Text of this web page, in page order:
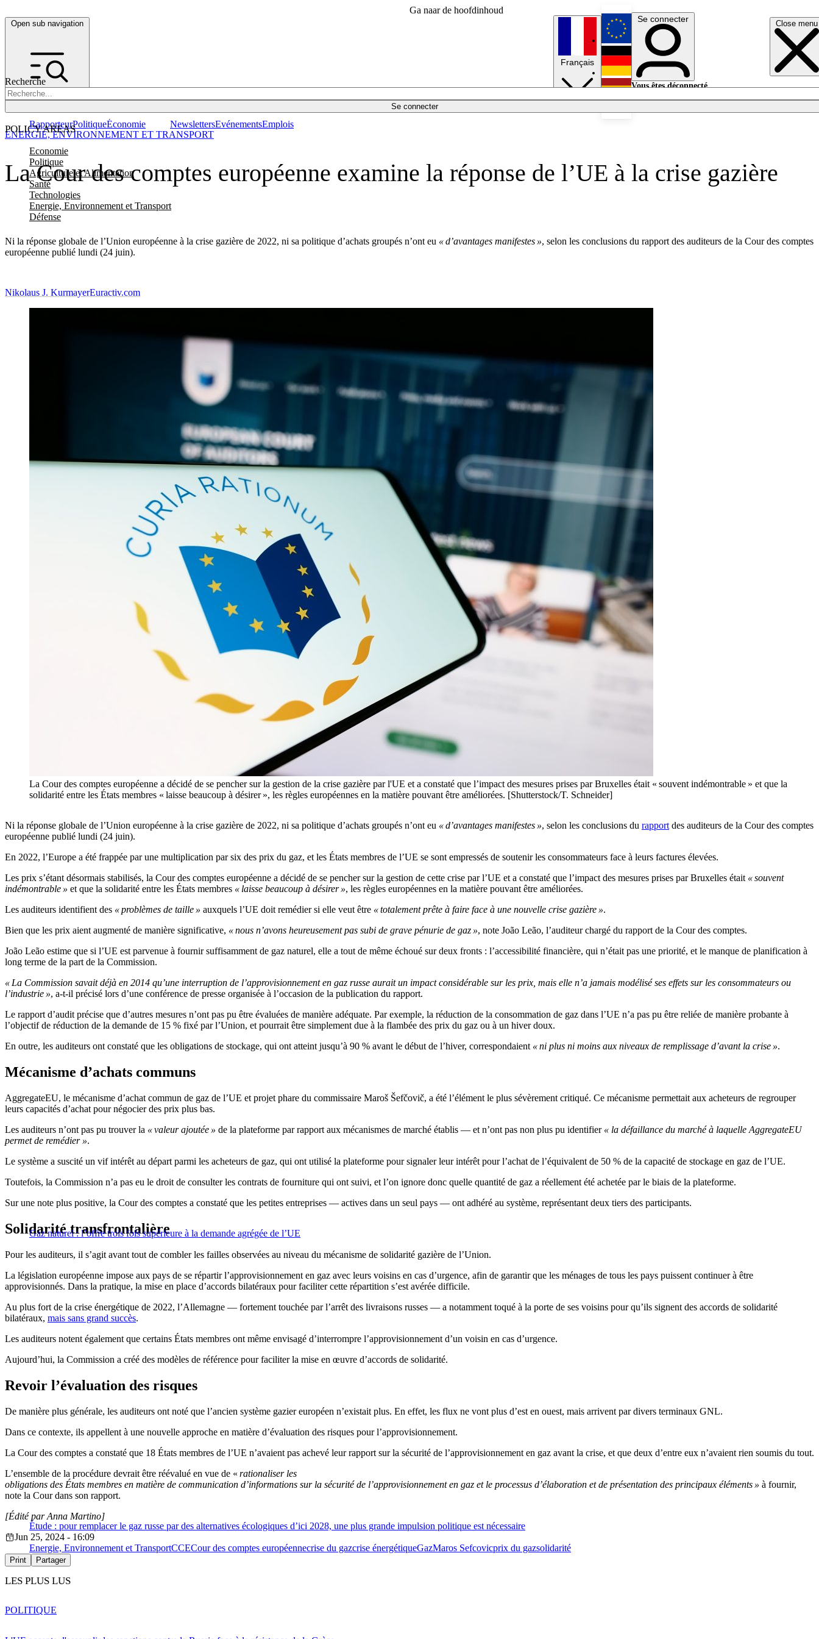
Ga naar de hoofdinhoud
Open sub navigation Close menu
Recherche
Se connecter
POLICY AREAS
Economie
Politique
Agriculture et Alimentation
Santé
Technologies
Energie, Environnement et Transport
Défense
RapporteurPolitiqueÉconomie NewslettersEvénementsEmplois
Français
English
Deutsch
Se connecter
Vous êtes déconnecté.
La Cour des comptes européenne examine la réponse de l’UE à la crise gazière
Ni la réponse globale de l’Union européenne à la crise gazière de 2022, ni sa politique d’achats groupés n’ont eu « d’avantages manifestes », selon les conclusions du rapport des auditeurs de la Cour des comptes
européenne publié lundi (24 juin).
ENERGIE, ENVIRONNEMENT ET TRANSPORT
Nikolaus J. KurmayerEuractiv.com
La Cour des comptes européenne a décidé de se pencher sur la gestion de la crise gazière par l'UE et a constaté que l’impact des mesures prises par Bruxelles était « souvent indémontrable » et que la
solidarité entre les États membres « laisse beaucoup à désirer », les règles européennes en la matière pouvant être améliorées. [Shutterstock/T. Schneider]
Ni la réponse globale de l’Union européenne à la crise gazière de 2022, ni sa politique d’achats groupés n’ont eu « d’avantages manifestes », selon les conclusions du rapport des auditeurs de la Cour des comptes
européenne publié lundi (24 juin).
En 2022, l’Europe a été frappée par une multiplication par six des prix du gaz, et les États membres de l’UE se sont empressés de soutenir les consommateurs face à leurs factures élevées.
Les prix s’étant désormais stabilisés, la Cour des comptes européenne a décidé de se pencher sur la gestion de cette crise par l’UE et a constaté que l’impact des mesures prises par Bruxelles était « souvent
indémontrable » et que la solidarité entre les États membres « laisse beaucoup à désirer », les règles européennes en la matière pouvant être améliorées.
Les auditeurs identifient des « problèmes de taille » auxquels l’UE doit remédier si elle veut être « totalement prête à faire face à une nouvelle crise gazière ».
Bien que les prix aient augmenté de manière significative, « nous n’avons heureusement pas subi de grave pénurie de gaz », note João Leão, l’auditeur chargé du rapport de la Cour des comptes.
João Leão estime que si l’UE est parvenue à fournir suffisamment de gaz naturel, elle a tout de même échoué sur deux fronts : l’accessibilité financière, qui n’était pas une priorité, et le manque de planification à
long terme de la part de la Commission.
« La Commission savait déjà en 2014 qu’une interruption de l’approvisionnement en gaz russe aurait un impact considérable sur les prix, mais elle n’a jamais modélisé ses effets sur les consommateurs ou
l’industrie », a-t-il précisé lors d’une conférence de presse organisée à l’occasion de la publication du rapport.
Le rapport d’audit précise que d’autres mesures n’ont pas pu être évaluées de manière adéquate. Par exemple, la réduction de la consommation de gaz dans l’UE n’a pas pu être reliée de manière probante à
l’objectif de réduction de la demande de 15 % fixé par l’Union, et pourrait être simplement due à la flambée des prix du gaz ou à un hiver doux.
En outre, les auditeurs ont constaté que les obligations de stockage, qui ont atteint jusqu’à 90 % avant le début de l’hiver, correspondaient « ni plus ni moins aux niveaux de remplissage d’avant la crise ».
Mécanisme d’achats communs
AggregateEU, le mécanisme d’achat commun de gaz de l’UE et projet phare du commissaire Maroš Šefčovič, a été l’élément le plus sévèrement critiqué. Ce mécanisme permettait aux acheteurs de regrouper
leurs capacités d’achat pour négocier des prix plus bas.
Les auditeurs n’ont pas pu trouver la « valeur ajoutée » de la plateforme par rapport aux mécanismes de marché établis — et n’ont pas non plus pu identifier « la défaillance du marché à laquelle AggregateEU
permet de remédier ».
Le système a suscité un vif intérêt au départ parmi les acheteurs de gaz, qui ont utilisé la plateforme pour signaler leur intérêt pour l’achat de l’équivalent de 50 % de la capacité de stockage en gaz de l’UE.
Toutefois, la Commission n’a pas eu le droit de consulter les contrats de fourniture qui ont suivi, et l’on ignore donc quelle quantité de gaz a réellement été achetée par le biais de la plateforme.
Sur une note plus positive, la Cour des comptes a constaté que les petites entreprises — actives dans un seul pays — ont adhéré au système, représentant deux tiers des participants.
Gaz naturel : l’offre trois fois supérieure à la demande agrégée de l’UE
Solidarité transfrontalière
Pour les auditeurs, il s’agit avant tout de combler les failles observées au niveau du mécanisme de solidarité gazière de l’Union.
La législation européenne impose aux pays de se répartir l’approvisionnement en gaz avec leurs voisins en cas d’urgence, afin de garantir que les ménages de tous les pays puissent continuer à être
approvisionnés. Dans la pratique, la mise en place d’accords bilatéraux pour faciliter cette répartition s’est avérée difficile.
Au plus fort de la crise énergétique de 2022, l’Allemagne — fortement touchée par l’arrêt des livraisons russes — a notamment toqué à la porte de ses voisins pour qu’ils signent des accords de solidarité
bilatéraux, mais sans grand succès.
Les auditeurs notent également que certains États membres ont même envisagé d’interrompre l’approvisionnement d’un voisin en cas d’urgence.
Aujourd’hui, la Commission a créé des modèles de référence pour faciliter la mise en œuvre d’accords de solidarité.
Revoir l’évaluation des risques
De manière plus générale, les auditeurs ont noté que l’ancien système gazier européen n’existait plus. En effet, les flux ne vont plus d’est en ouest, mais arrivent par divers terminaux GNL.
Dans ce contexte, ils appellent à une nouvelle approche en matière d’évaluation des risques pour l’approvisionnement.
La Cour des comptes a constaté que 18 États membres de l’UE n’avaient pas achevé leur rapport sur la sécurité de l’approvisionnement en gaz avant la crise, et que deux d’entre eux n’avaient rien soumis du tout.
L’ensemble de la procédure devrait être réévalué en vue de « rationaliser les
obligations des États membres en matière de communication d’informations sur la sécurité de l’approvisionnement en gaz et le processus d’élaboration et de présentation des principaux éléments » à fournir,
note la Cour dans son rapport.
Étude : pour remplacer le gaz russe par des alternatives écologiques d’ici 2028, une plus grande impulsion politique est nécessaire
[Édité par Anna Martino]
Jun 25, 2024 - 16:09
Energie, Environnement et TransportCCECour des comptes européennecrise du gazcrise énergétiqueGazMaros Sefcovicprix du gazsolidarité
Print Partager
LES PLUS LUS
POLITIQUE